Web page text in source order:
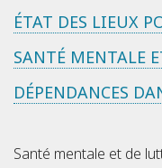
ÉTAT DES LIEUX
SANTÉ MENTALE
DÉPENDANCES
Santé mentale et de